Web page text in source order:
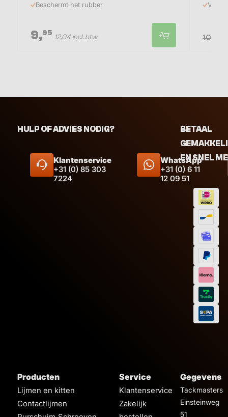
Beschermt het rubber
9,95 12,04 incl. btw 10,
HULP OF ADVIES NODIG?
Klantenservice
+31 (0) 85 303
7224
WhatsApp
+31 (0) 6 11
12 09 51
BETAAL
EN SNEL
Producten
Lijmen en kitten
Contactlijmen
Service
Klantenservice
Zakelijk
Gegevens
Tackmasters
Einsteinweg
51